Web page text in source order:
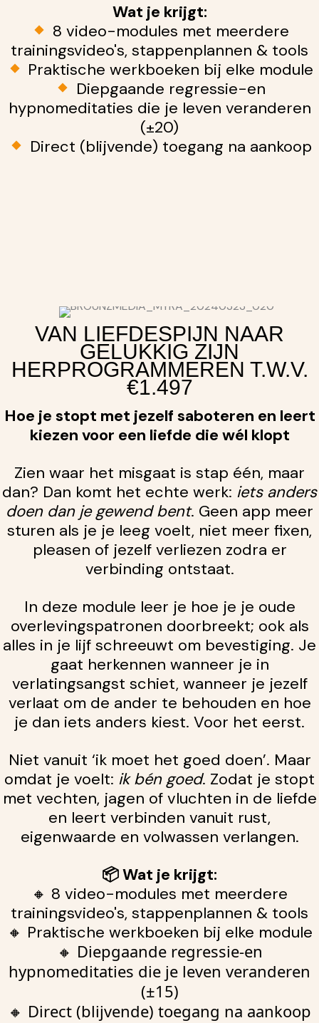
Wat je krijgt:
8 video-modules met meerdere
trainingsvideo's, stappenplannen & tools
Praktische werkboeken bij elke module
Diepgaande regressie-en
hypnomeditaties die je leven veranderen
(±20)
Direct (blijvende) toegang na aankoop
VAN LIEFDESPIJN NAAR
GELUKKIG ZIJN
HERPROGRAMMEREN T.W.V.
€1.497
Hoe je stopt met jezelf saboteren en leert
kiezen voor een liefde die wél klopt
Zien waar het misgaat is stap één, maar
dan? Dan komt het echte werk: iets anders
doen dan je gewend bent. Geen app meer
sturen als je je leeg voelt, niet meer fixen,
pleasen of jezelf verliezen zodra er
verbinding ontstaat.
In deze module leer je hoe je je oude
overlevingspatronen doorbreekt; ook als
alles in je lijf schreeuwt om bevestiging. Je
gaat herkennen wanneer je in
verlatingsangst schiet, wanneer je jezelf
verlaat om de ander te behouden en hoe
je dan iets anders kiest. Voor het eerst.
Niet vanuit ‘ik moet het goed doen’. Maar
omdat je voelt: ik bén goed. Zodat je stopt
met vechten, jagen of vluchten in de liefde
en leert verbinden vanuit rust,
eigenwaarde en volwassen verlangen.
📦 Wat je krijgt:
🔸 8 video-modules met meerdere
trainingsvideo's, stappenplannen & tools
🔸 Praktische werkboeken bij elke module
🔸 Diepgaande regressie-en
hypnomeditaties die je leven veranderen
(±15)
🔸 Direct (blijvende) toegang na aankoop